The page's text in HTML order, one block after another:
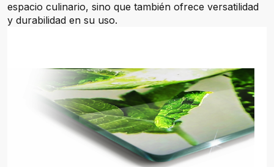
espacio culinario, sino que también ofrece versatilidad
y durabilidad en su uso.